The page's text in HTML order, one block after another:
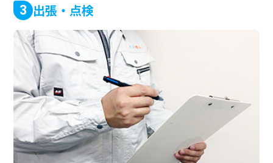
3 出張・点検